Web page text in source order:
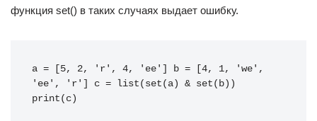
функция set() в таких случаях выдает ошибку.
a = 5, 2, 'r' , 4, 'ee' b = 4, 1, 'we' ,
'ee' , 'r' c = list ( set ( a ) & set ( b ))
print ( c )